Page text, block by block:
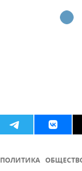
ПОЛИТИКА